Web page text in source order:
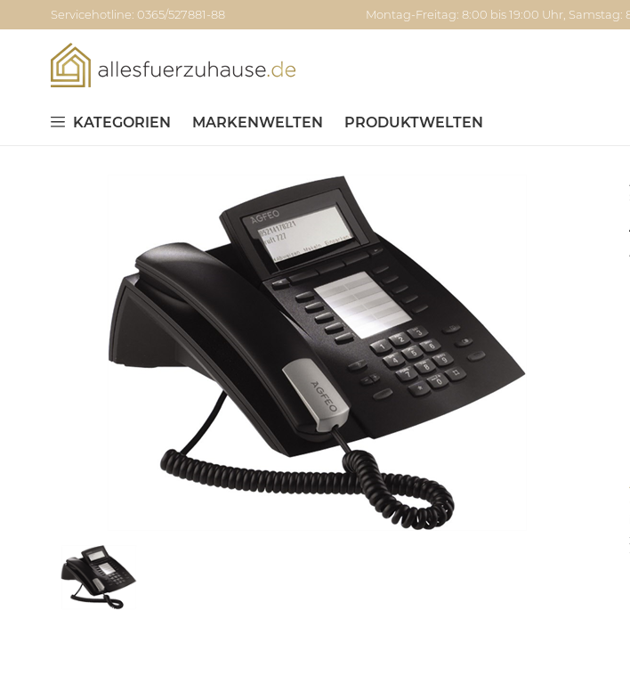
Servicehotline: 0365/527881-88 Montag-Freitag: 8:00 bis 19:00 Uhr, Samstag:
KATEGORIEN MARKENWELTEN PRODUKTWELTEN